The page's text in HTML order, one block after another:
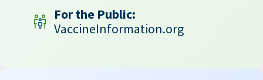
For the Public:
VaccineInformation.org